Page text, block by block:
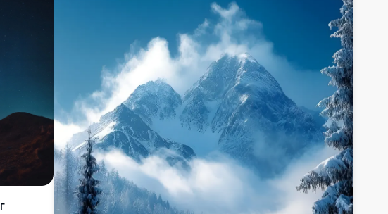
уметничко дело хвата лепоту природе и спокојства.